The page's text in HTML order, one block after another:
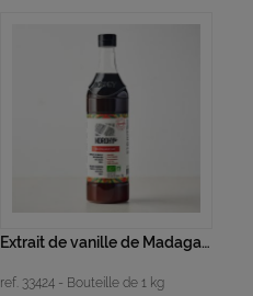
Extrait de vanille de Madagascar Bio
ref. 33424 - Bouteille de 1 kg